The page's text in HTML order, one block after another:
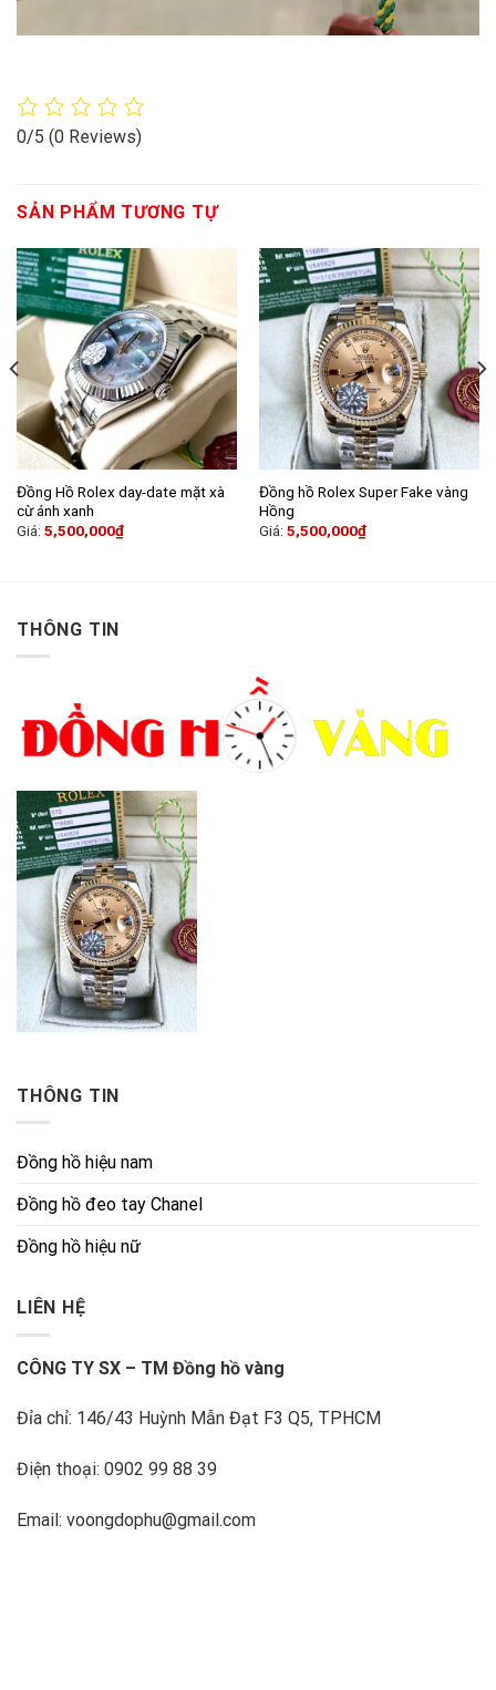
0/5 (0 Reviews)
SẢN PHẨM TƯƠNG TỰ
Đồng Hồ Rolex day-date mặt xà
cừ ánh xanh
Giá: 5,500,000₫
Đồng hồ Rolex Super Fake vàng
Hồng
Giá: 5,500,000₫
THÔNG TIN
THÔNG TIN
Đồng hồ hiệu nam
Đồng hồ đeo tay Chanel
Đồng hồ hiệu nữ
LIÊN HỆ
CÔNG TY SX – TM Đồng hồ vàng
Đỉa chỉ: 146/43 Huỳnh Mẫn Đạt F3 Q5, TPHCM
Điện thoại: 0902 99 88 39
Email: voongdophu@gmail.com